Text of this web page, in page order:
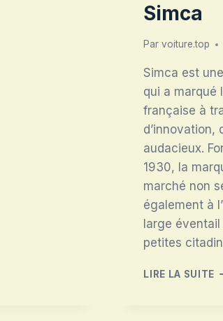
Simca
Par voiture.top
Simca est
qui a marqué
française à
d’innovation,
audacieux.
1930, la
marché non
également à
large
petites
LIRE LA SUITE